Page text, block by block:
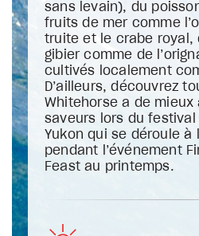
sans levain), du
fruits de mer comme
truite et le crabe royal,
gibier comme de
cultivés localement
D’ailleurs, découvrez
Whitehorse a de
saveurs lors du festival
Yukon qui se déroule à
pendant l’événement
Feast au printemps.